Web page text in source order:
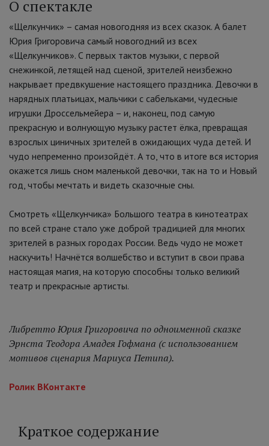
О спектакле
«Щелкунчик» – самая новогодняя из всех сказок. А балет
Юрия Григоровича самый новогодний из всех
«Щелкунчиков». С первых тактов музыки, с первой
снежинкой, летящей над сценой, зрителей неизбежно
накрывает предвкушение настоящего праздника. Девочки в
нарядных платьицах, мальчики с сабельками, чудесные
игрушки Дроссельмейера – и, наконец, под самую
прекрасную и волнующую музыку растет ёлка, превращая
взрослых циничных зрителей в ожидающих чуда детей. И
чудо непременно произойдёт. А то, что в итоге вся история
окажется лишь сном маленькой девочки, так на то и Новый
год, чтобы мечтать и видеть сказочные сны.
Смотреть «Щелкунчика» Большого театра в кинотеатрах
по всей стране стало уже доброй традицией для многих
зрителей в разных городах России. Ведь чудо не может
наскучить! Начнётся волшебство и вступит в свои права
настоящая магия, на которую способны только великий
театр и прекрасные артисты.
Либретто Юрия Григоровича по одноименной сказке
Эрнста Теодора Амадея Гофмана (с использованием
мотивов сценария Мариуса Петипа).
Ролик ВКонтакте
Краткое содержание